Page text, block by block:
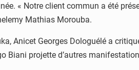
« Notre client commun a été
Mathias Morouba.
Anicet Georges Dologuélé a
Biani projette d’autres